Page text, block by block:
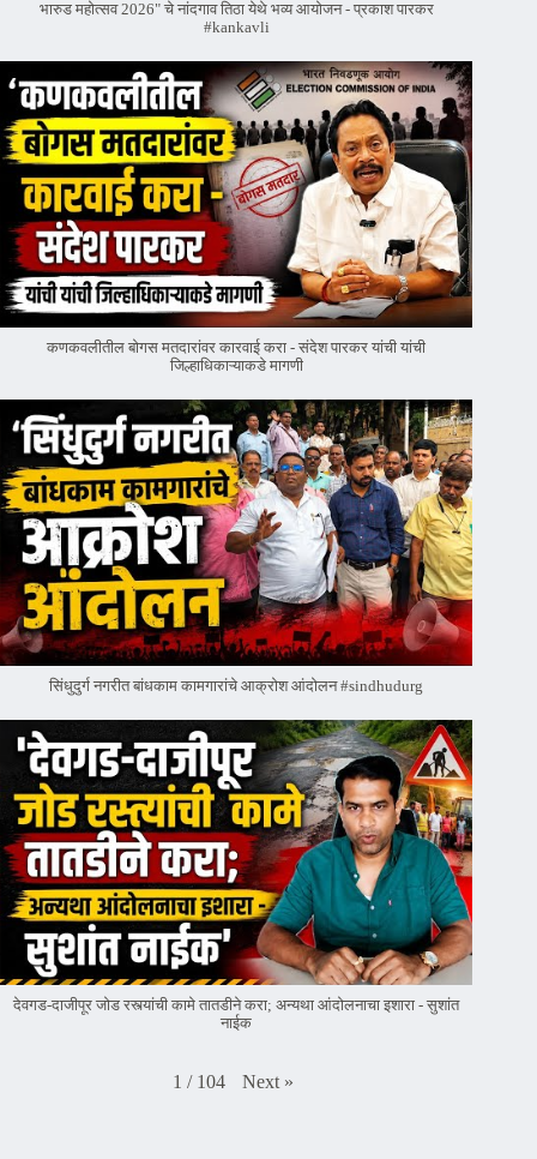
भारुड महोत्सव 2026" चे नांदगाव तिठा येथे भव्य आयोजन - प्रकाश पारकर
#kankavli
कणकवलीतील बोगस मतदारांवर‌ कारवाई करा - संदेश पारकर यांची यांची
जिल्हाधिकाऱ्याकडे मागणी
सिंधुदुर्ग नगरीत बांधकाम कामगारांचे आक्रोश आंदोलन #sindhudurg
देवगड-दाजीपूर जोड रस्त्यांची कामे तातडीने करा; अन्यथा आंदोलनाचा इशारा - सुशांत
नाईक
1 / 104 Next »